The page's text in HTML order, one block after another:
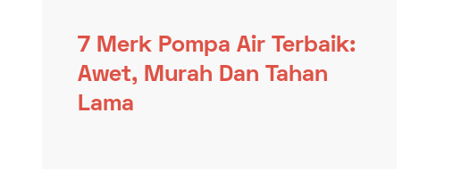
7 Merk Pompa Air Terbaik:
Awet, Murah Dan Tahan
Lama